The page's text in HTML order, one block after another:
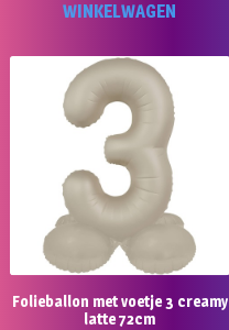
WINKELWAGEN
Folieballon met voetje 3 creamy
latte 72cm